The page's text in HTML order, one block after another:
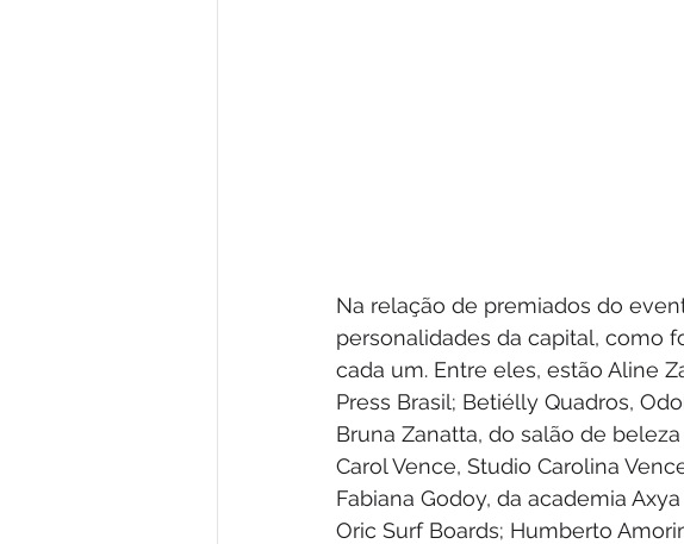
Na relação de premiados do
personalidades da capital, como
cada um. Entre eles, estão Aline
Press Brasil; Betiélly Quadros,
Bruna Zanatta, do salão de
Carol Vence, Studio Carolina
Fabiana Godoy, da academia
Oric Surf Boards; Humberto